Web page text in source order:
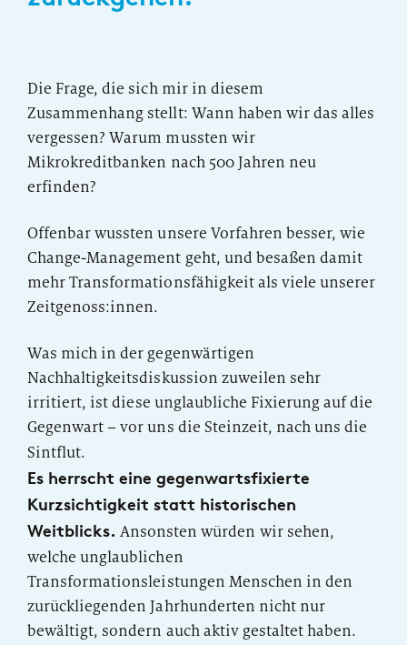
Die Frage, die sich mir in diesem
Zusammenhang stellt: Wann haben wir das alles
vergessen? Warum mussten wir
Mikrokreditbanken nach 500 Jahren neu
erfinden?
Offenbar wussten unsere Vorfahren besser, wie
Change-Management geht, und besaßen damit
mehr Transformationsfähigkeit als viele unserer
Zeitgenoss:innen.
Was mich in der gegenwärtigen
Nachhaltigkeitsdiskussion zuweilen sehr
irritiert, ist diese unglaubliche Fixierung auf die
Gegenwart – vor uns die Steinzeit, nach uns die
Sintflut.
Es herrscht eine gegenwartsfixierte
Kurzsichtigkeit statt historischen
Weitblicks. Ansonsten würden wir sehen,
welche unglaublichen
Transformationsleistungen Menschen in den
zurückliegenden Jahrhunderten nicht nur
bewältigt, sondern auch aktiv gestaltet haben.